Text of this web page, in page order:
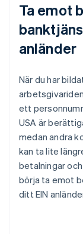
Ta emot
anländer
När du har
ett
USA är
medan andra
kan ta lite
betalningar
börja ta emot
ditt EIN